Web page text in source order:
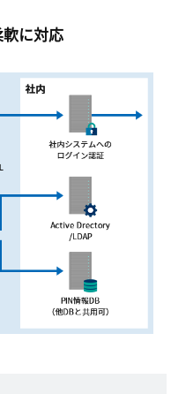
軟に対応